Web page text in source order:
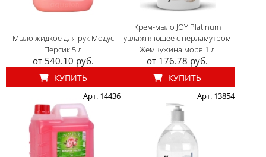
Мыло жидкое для рук Модус
Персик 5 л
от 540.10 руб.
КУПИТЬ
Крем-мыло JOY Platinum
увлажняющее с перламутром
Жемчужина моря 1 л
от 176.78 руб.
КУПИТЬ
Арт. 14436 Арт. 13854